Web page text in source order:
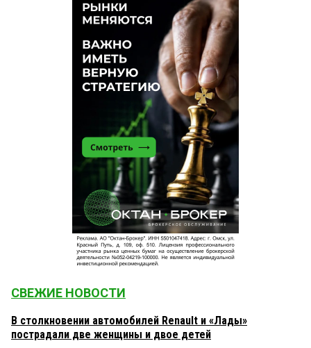
СВЕЖИЕ НОВОСТИ
В столкновении автомобилей Renault и «Лады»
пострадали две женщины и двое детей